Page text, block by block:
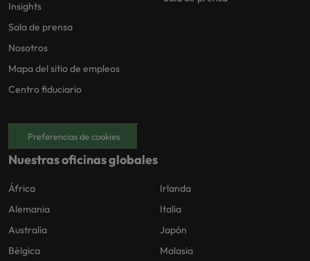
Insights
Sala de prensa
Nosotros
Mapa del sitio de empleos
Centro fiduciario
Preferencias de cookies
Nuestras oficinas globales
África
Alemania
Australia
Bélgica
Irlanda
Italia
Japón
Malasia